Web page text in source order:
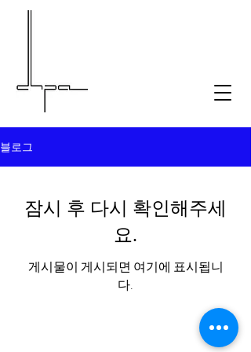
블로그
잠시 후 다시 확인해주세
요.
게시물이 게시되면 여기에 표시됩니
다.